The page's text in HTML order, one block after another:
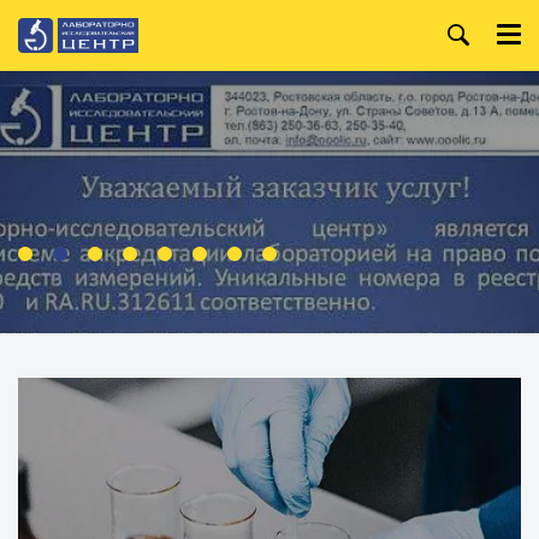
Главная
О компании
Услуги
Анализ лакокрасочных
материалов
Организация и
проведение специальной
оценки условий труда
Производственный
материалов
Анализ металлов и
Анализ нефтепродуктов
+7 (863) 250-36-63
+7 (863) 250-32-09
WhatsApp:
Режим работы:
Пн. — Пт.
8:00 — 18:00